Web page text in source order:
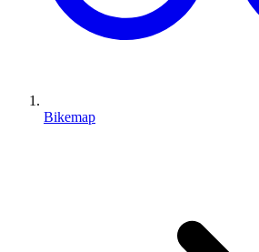
Bikemap